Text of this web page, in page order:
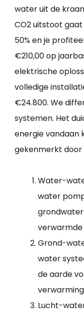
water uit de
CO2 uitstoot
50% en je
€210,00 op
elektrische
volledige
€24.800. We
systemen. Het
energie vandaan
gekenmerkt door
Water-
water
verwarmde
Grond-
water
de aarde
Lucht-